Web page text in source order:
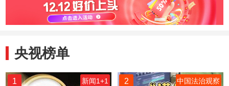
央视榜单
1 新闻1+1 2 中国法治观察